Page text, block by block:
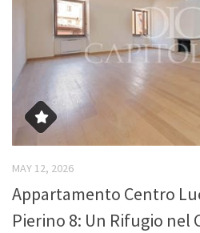
MAY 12, 2026
Appartamento Centro
Pierino 8: Un Rifugio nel